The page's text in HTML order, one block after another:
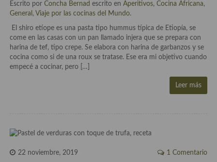
Bocadillos, hamburguesas, sándwich, emparedados, tostas y
demás
Entrantes y primeros platos
Ensaladas
Pasta
Arroces Y fideuás
Escrito por Concha Bernad escrito en Aperitivos, Cocina Africana,
General , Viaje por las cocinas del Mundo.
El shiro etíope es una pasta tipo hummus típica de Etiopía, se
come en las casas con un pan llamado injera que se prepara con
harina de tef, tipo crepe. Se elabora con harina de garbanzos y se
cocina como si de una roux se tratase. Ese era mi objetivo cuando
empecé a cocinar, pero […]
Leer más
22 noviembre, 2019 1 Comentario